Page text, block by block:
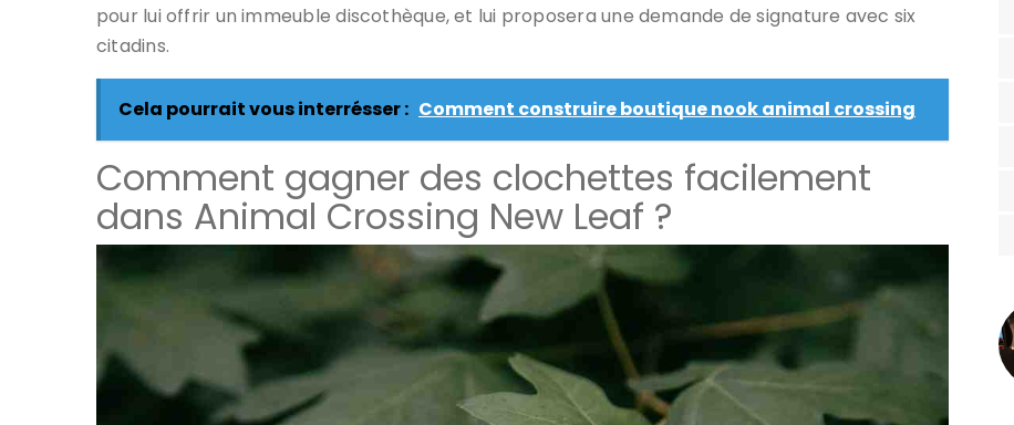
pour lui offrir un immeuble discothèque, et lui proposera une demande de signature avec six
citadins.
Cela pourrait vous interrésser : Comment construire boutique nook animal crossing
Comment gagner des clochettes facilement
dans Animal Crossing New Leaf ?